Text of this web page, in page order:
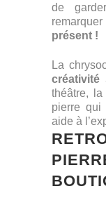
de
présent !
La
créativité
théâtre,
pierre qui
aide à